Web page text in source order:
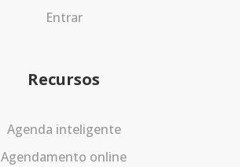
Entrar
Recursos
Agenda inteligente
Agendamento online